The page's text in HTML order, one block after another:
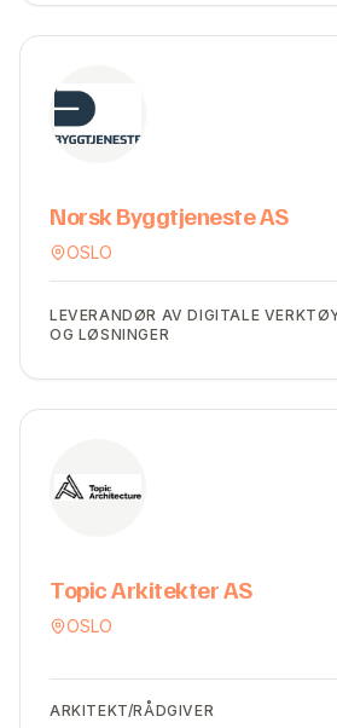
Norsk Byggtjeneste AS
OSLO
LEVERANDØR AV DIGITALE
OG LØSNINGER
Topic Arkitekter AS
OSLO
ARKITEKT/RÅDGIVER